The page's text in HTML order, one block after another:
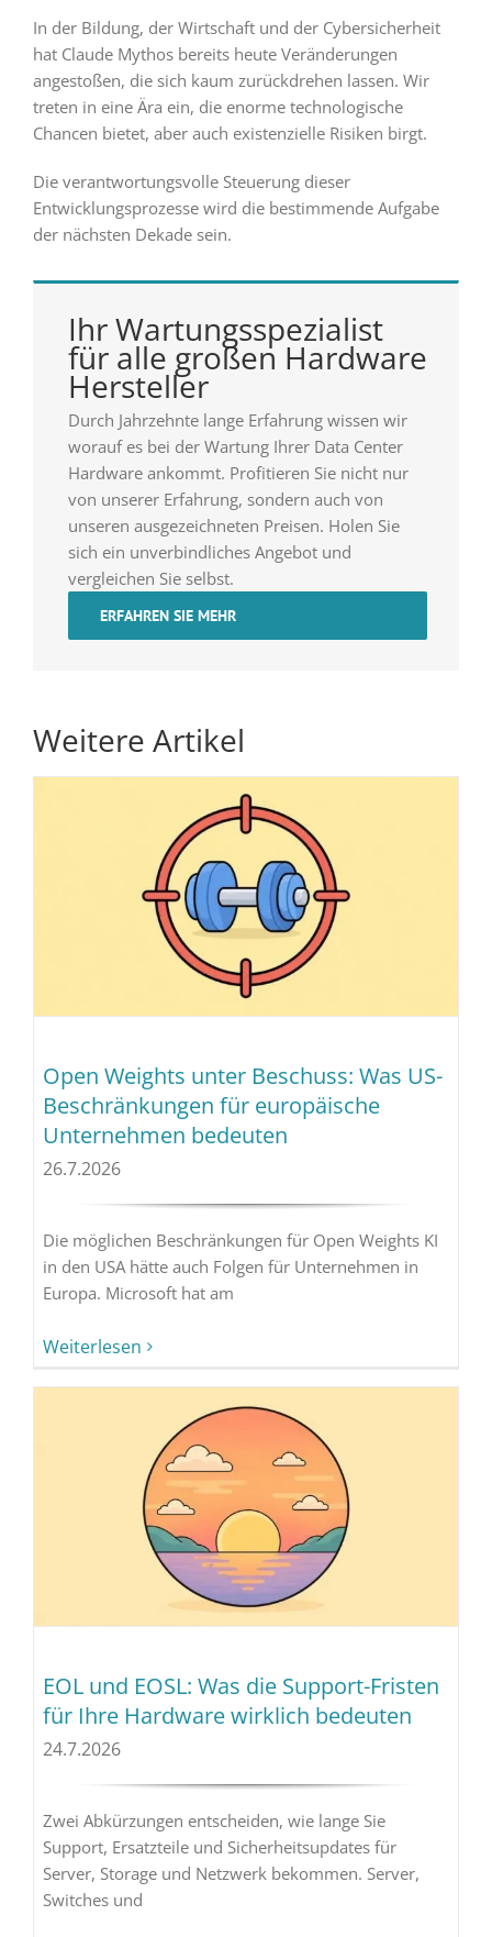
In der Bildung, der Wirtschaft und der Cybersicherheit
hat Claude Mythos bereits heute Veränderungen
angestoßen, die sich kaum zurückdrehen lassen. Wir
treten in eine Ära ein, die enorme technologische
Chancen bietet, aber auch existenzielle Risiken birgt.
Die verantwortungsvolle Steuerung dieser
Entwicklungsprozesse wird die bestimmende Aufgabe
der nächsten Dekade sein.
Ihr Wartungsspezialist
für alle großen Hardware
Hersteller
Durch Jahrzehnte lange Erfahrung wissen wir
worauf es bei der Wartung Ihrer Data Center
Hardware ankommt. Profitieren Sie nicht nur
von unserer Erfahrung, sondern auch von
unseren ausgezeichneten Preisen. Holen Sie
sich ein unverbindliches Angebot und
vergleichen Sie selbst.
ERFAHREN SIE MEHR
Weitere Artikel
Open Weights unter Beschuss: Was US-
Beschränkungen für europäische
Unternehmen bedeuten
26.7.2026
Die möglichen Beschränkungen für Open Weights KI
in den USA hätte auch Folgen für Unternehmen in
Europa. Microsoft hat am
Weiterlesen
EOL und EOSL: Was die Support-Fristen
für Ihre Hardware wirklich bedeuten
24.7.2026
Zwei Abkürzungen entscheiden, wie lange Sie
Support, Ersatzteile und Sicherheitsupdates für
Server, Storage und Netzwerk bekommen. Server,
Switches und